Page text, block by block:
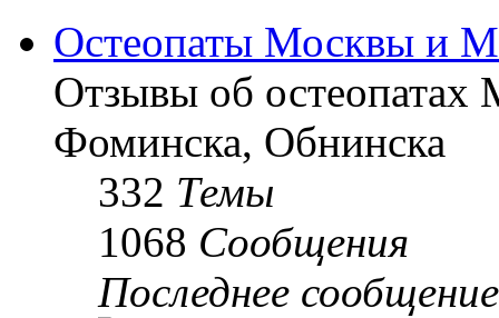
Остеопаты Москвы и
Отзывы об
Фоминска, Обнинска
332 Темы
1068 Сообщения
Последнее сообщение